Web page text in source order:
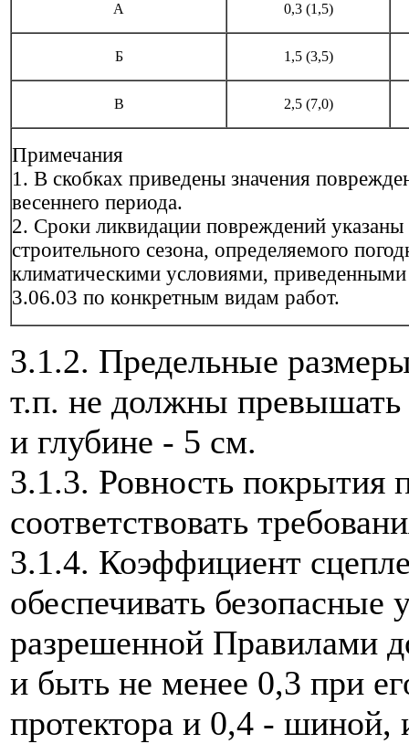
А 0,3 (1,5)
Б 1,5 (3,5)
В 2,5 (7,0)
Примечания
1. В скобках приведены значения
весеннего периода.
2. Сроки ликвидации повреждений указаны
строительного сезона, определяемого
климатическими условиями,
3.06.03 по конкретным видам работ.
3.1.2. Предельные
т.п. не должны
и глубине - 5 см.
3.1.3. Ровность покрытия
соответствовать
3.1.4. Коэффициент
обеспечивать безопасные
разрешенной Правилами
и быть не менее 0,3 при
протектора и 0,4 -